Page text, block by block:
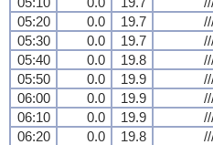
05:20
0.0 19.7
05:30
0.0 19.7
05:40
0.0 19.8
05:50
0.0 19.9
06:00
0.0 19.9
06:10
0.0 19.9
06:20
0.0 19.8